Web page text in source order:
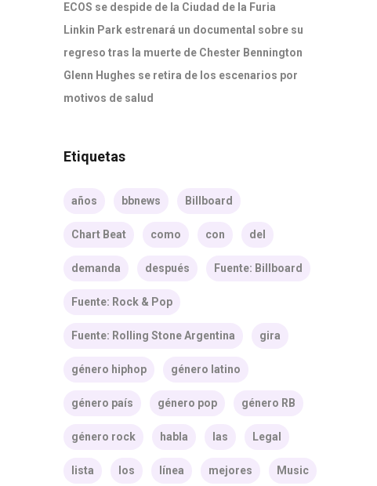
ECOS se despide de la Ciudad de la Furia
Linkin Park estrenará un documental sobre su
regreso tras la muerte de Chester Bennington
Glenn Hughes se retira de los escenarios por
motivos de salud
Etiquetas
años bbnews Billboard
Chart Beat como con del
demanda después Fuente: Billboard
Fuente: Rock & Pop
Fuente: Rolling Stone Argentina gira
género hiphop género latino
género país género pop género RB
género rock habla las Legal
lista los línea mejores Music